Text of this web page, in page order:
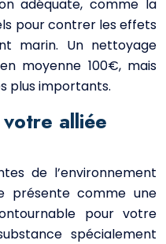
adéquate, comme la
pour contrer les effets
marin. Un nettoyage
moyenne 100€, mais
plus importants.
alliée
de l’environnement
présente comme une
pour votre
spécialement